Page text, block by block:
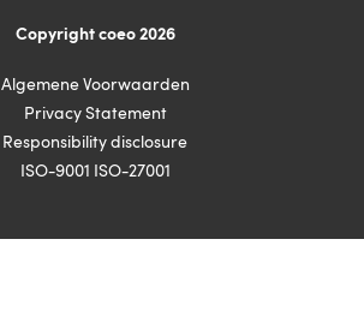
Copyright coeo 2026
Algemene Voorwaarden
Privacy Statement
Responsibility disclosure
ISO-9001 ISO-27001